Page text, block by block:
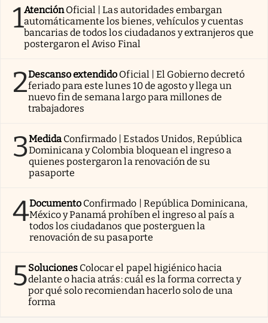
1AtenciónOficial | Las autoridades embargan
automáticamente los bienes, vehículos y cuentas
bancarias de todos los ciudadanos y extranjeros que
postergaron el Aviso Final
2Descanso extendido Oficial | El Gobierno decretó
feriado para este lunes 10 de agosto y llega un
nuevo fin de semana largo para millones de
trabajadores
3Medida Confirmado | Estados Unidos, República
Dominicana y Colombia bloquean el ingreso a
quienes postergaron la renovación de su
pasaporte
4Documento Confirmado | República Dominicana,
México y Panamá prohíben el ingreso al país a
todos los ciudadanos que posterguen la
renovación de su pasaporte
5Soluciones Colocar el papel higiénico hacia
delante o hacia atrás: cuál es la forma correcta y
por qué solo recomiendan hacerlo solo de una
forma